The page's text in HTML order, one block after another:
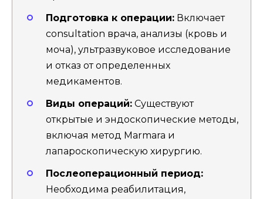
Подготовка к операции: Включает
consultation врача, анализы (кровь и
моча), ультразвуковое исследование
и отказ от определенных
медикаментов.
Виды операций: Существуют
открытые и эндоскопические методы,
включая метод Marmara и
лапароскопическую хирургию.
Послеоперационный период:
Необходима реабилитация,